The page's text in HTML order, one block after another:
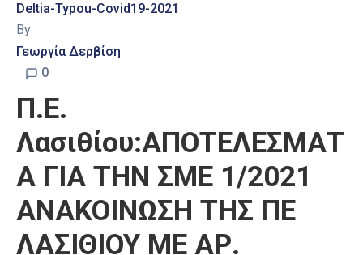
&
Δράσεις
Ψηφιακές
Επικοινωνία
Deltia-Typou-Covid19-2021
By
Γεωργία Δερβίση
0
Π.Ε.
Λασιθίου:ΑΠΟΤΕΛΕΣΜΑΤ
Α ΓΙΑ ΤΗΝ ΣΜΕ 1/2021
ΑΝΑΚΟΙΝΩΣΗ ΤΗΣ ΠΕ
ΛΑΣΙΘΙΟΥ ΜΕ ΑΡ.